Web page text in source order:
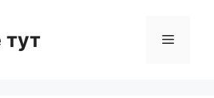
тут Menu